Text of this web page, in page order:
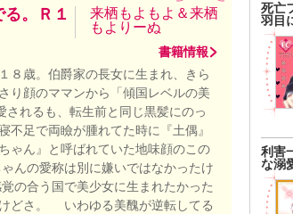
。Ｒ１
来栖もよもよ＆来栖
もよりーぬ
書籍情報
８歳。伯爵家の長女に生まれ、きら
り顔のママンから「傾国レベルの美
されるも、転生前と同じ黒髪にのっ
不足で両瞼が腫れてた時に『土偶』
ゃん』と呼ばれていた地味顔のこの
んの愛称は別に嫌いではなかったけ
の合う国で美少女に生まれたかった
どさ。 いわゆる美醜が逆転してる
死亡
羽目
利害
な溺